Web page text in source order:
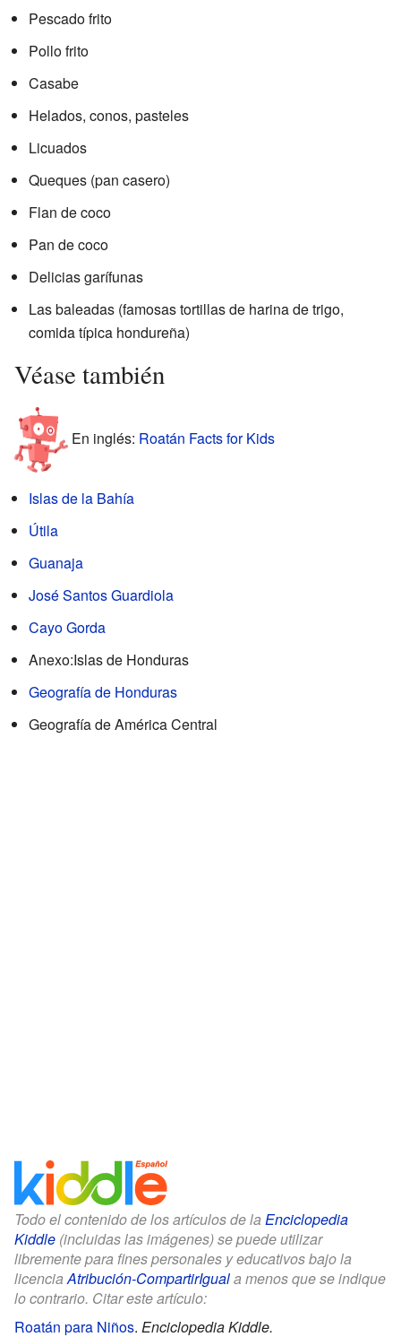
Pescado frito
Pollo frito
Casabe
Helados, conos, pasteles
Licuados
Queques (pan casero)
Flan de coco
Pan de coco
Delicias garífunas
Las baleadas (famosas tortillas de harina de trigo,
comida típica hondureña)
Véase también
En inglés: Roatán Facts for Kids
Islas de la Bahía
Útila
Guanaja
José Santos Guardiola
Cayo Gorda
Anexo:Islas de Honduras
Geografía de Honduras
Geografía de América Central
Todo el contenido de los artículos de la Enciclopedia
Kiddle (incluidas las imágenes) se puede utilizar
libremente para fines personales y educativos bajo la
licenciaAtribución-CompartirIguala menos que se indique
lo contrario. Citar este artículo:
Roatán para Niños. Enciclopedia Kiddle.